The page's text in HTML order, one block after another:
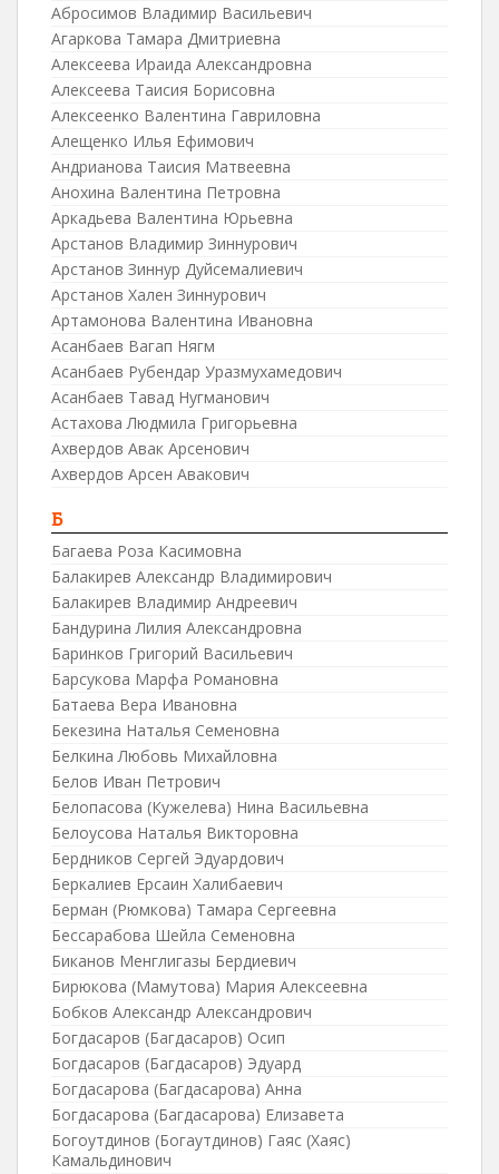
Абросимов Владимир Васильевич
Агаркова Тамара Дмитриевна
Алексеева Ираида Александровна
Алексеева Таисия Борисовна
Алексеенко Валентина Гавриловна
Алещенко Илья Ефимович
Андрианова Таисия Матвеевна
Анохина Валентина Петровна
Аркадьева Валентина Юрьевна
Арстанов Владимир Зиннурович
Арстанов Зиннур Дуйсемалиевич
Арстанов Хален Зиннурович
Артамонова Валентина Ивановна
Асанбаев Вагап Нягм
Асанбаев Рубендар Уразмухамедович
Асанбаев Тавад Нугманович
Астахова Людмила Григорьевна
Ахвердов Авак Арсенович
Ахвердов Арсен Авакович
Б
Багаева Роза Касимовна
Балакирев Александр Владимирович
Балакирев Владимир Андреевич
Бандурина Лилия Александровна
Баринков Григорий Васильевич
Барсукова Марфа Романовна
Батаева Вера Ивановна
Бекезина Наталья Семеновна
Белкина Любовь Михайловна
Белов Иван Петрович
Белопасова (Кужелева) Нина Васильевна
Белоусова Наталья Викторовна
Бердников Сергей Эдуардович
Беркалиев Ерсаин Халибаевич
Берман (Рюмкова) Тамара Сергеевна
Бессарабова Шейла Семеновна
Биканов Менглигазы Бердиевич
Бирюкова (Мамутова) Мария Алексеевна
Бобков Александр Александрович
Богдасаров (Багдасаров) Осип
Богдасаров (Багдасаров) Эдуард
Богдасарова (Багдасарова) Анна
Богдасарова (Багдасарова) Елизавета
Богоутдинов (Богаутдинов) Гаяс (Хаяс)
Камальдинович